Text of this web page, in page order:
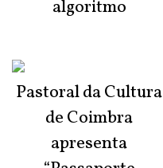
algoritmo
Pastoral da Cultura
de Coimbra
apresenta